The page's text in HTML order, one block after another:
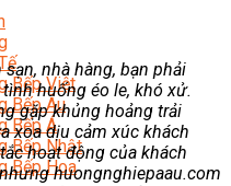
Bếp Việt
Bếp Âu
Bếp Á
Bếp Nhật
Bếp Hoa
nhà hàng, bạn phải
huống éo le, khó xử.
gặp khủng hoảng trải
xoa dịu cảm xúc khách
hoạt động của khách
huongnghiepaau.com